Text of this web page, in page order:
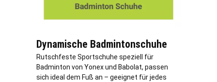
Dynamische Badmintonschuhe
Rutschfeste Sportschuhe speziell für
Badminton von Yonex und Babolat, passen
sich ideal dem Fuß an – geeignet für jedes